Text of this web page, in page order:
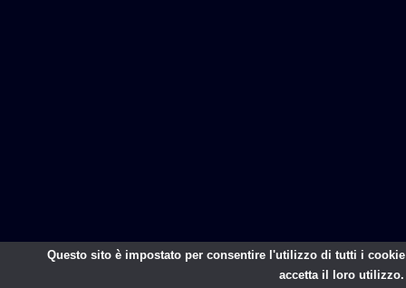
Questo sito è impostato per consentire l'utilizzo di tutti i
accetta il loro